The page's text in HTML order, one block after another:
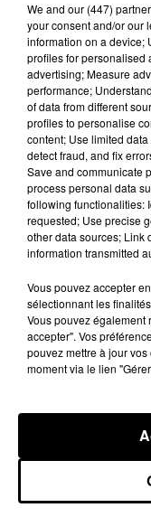
Trois
Tanière
Les visiteurs
samedi 8, 15 et 29
A LA UNE
connaissent la...
Le C'CMBM
Centre à
We and our (447)
your consent and/or our
information on a device;
profiles for personalised
advertising; Measure
performance;
of data from different
profiles to personalise
content; Use limited
detect fraud, and fix
Save and communicate
process personal data
following functionalities:
requested; Use precise
other data sources; Link
information transmitted
Vous pouvez accepter
sélectionnant les
Vous pouvez également
accepter". Vos
pouvez mettre à jour
moment via le lien